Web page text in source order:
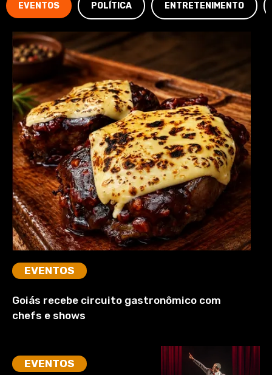
EVENTOS POLÍTICA ENTRETENIMENTO
EVENTOS
Goiás recebe circuito gastronômico com
chefs e shows
EVENTOS